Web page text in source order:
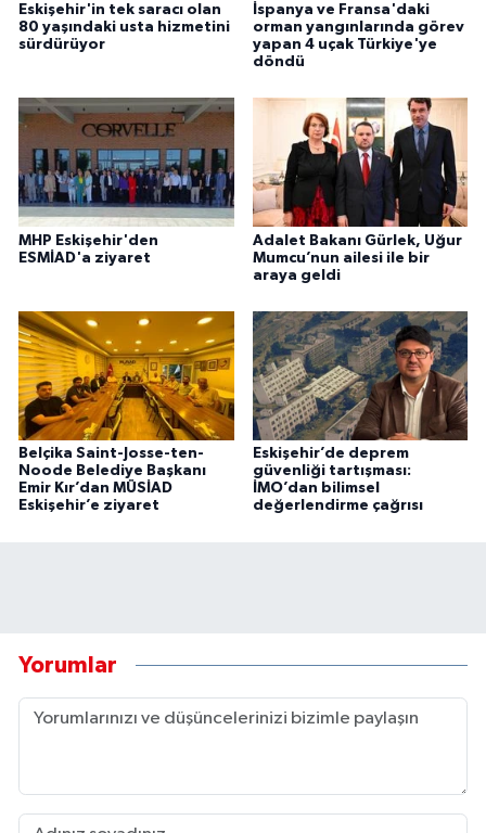
Eskişehir'in tek saracı olan
80 yaşındaki usta hizmetini
sürdürüyor
İspanya ve Fransa'daki
orman yangınlarında görev
yapan 4 uçak Türkiye'ye
döndü
MHP Eskişehir'den
ESMİAD'a ziyaret
Adalet Bakanı Gürlek, Uğur
Mumcu’nun ailesi ile bir
araya geldi
Belçika Saint-Josse-ten-
Noode Belediye Başkanı
Emir Kır’dan MÜSİAD
Eskişehir’e ziyaret
Eskişehir’de deprem
güvenliği tartışması:
İMO’dan bilimsel
değerlendirme çağrısı
Yorumlar